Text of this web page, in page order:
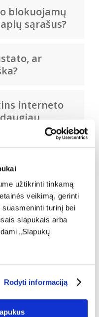
užtikrinti tinkamą
veikimą, gerinti
turinį bei
slapukais arba
„Slapukų
Rodyti informaciją
blokuojamų
sąrašus?
ar
interneto
pilnai